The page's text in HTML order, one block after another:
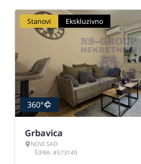
Stanovi Ekskluzivno
360°
Grbavica
NOVI SAD
ŠIFRA: #573149